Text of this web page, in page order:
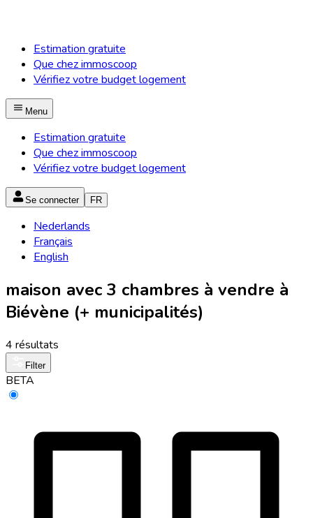
Estimation gratuite
Que chez immoscoop
Vérifiez votre budget logement
Menu
Estimation gratuite
Que chez immoscoop
Vérifiez votre budget logement
Se connecter FR
Nederlands
Français
English
maison avec 3 chambres à vendre à
Biévène (+ municipalités)
4 résultats
Filter
BETA